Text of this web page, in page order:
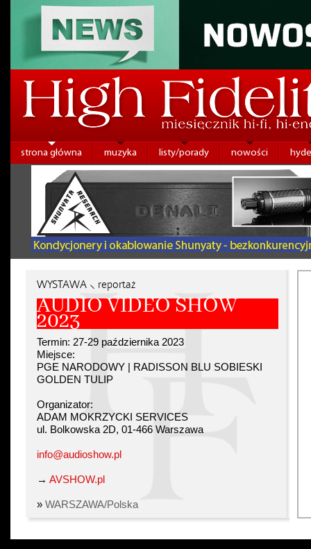
strona główna muzyka listy/porady nowości
WYSTAWA ⸜ reportaż
AUDIO VIDEO SHOW
2023
Termin: 27-29 października 2023
Miejsce:
PGE NARODOWY | RADISSON BLU SOBIESKI
GOLDEN TULIP
Organizator:
ADAM MOKRZYCKI SERVICES
ul. Bolkowska 2D, 01-466 Warszawa
info@audioshow.pl
→ AVSHOW.pl
» WARSZAWA/Polska